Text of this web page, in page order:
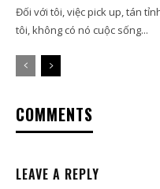
Đối với tôi, việc pick up, tán
tôi, không có nó cuộc sống...
COMMENTS
LEAVE A REPLY